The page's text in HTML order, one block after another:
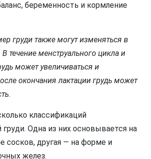
беременность и кормление
груди также могут изменяться в
течение менструального цикла и
может увеличиваться и
окончания лактации грудь может
классификаций
груди. Одна из них основывается на
сосков, другая — на форме и
желез.